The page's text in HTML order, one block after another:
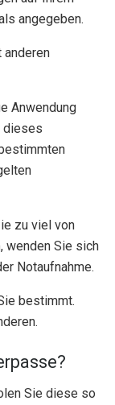
angegeben.
Anwendung
dieses
zu viel von
wenden Sie sich
Notaufnahme.
bestimmt.
Sie diese so